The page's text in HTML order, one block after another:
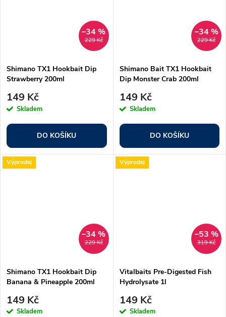
229 Kč
–34 %
Shimano TX1 Hookbait Dip
Strawberry 200ml
149 Kč
Skladem
DO KOŠÍKU
229 Kč
–34 %
Shimano Bait TX1 Hookbait
Dip Monster Crab 200ml
149 Kč
Skladem
DO KOŠÍKU
Výprodej
229 Kč
–34 %
Shimano TX1 Hookbait Dip
Banana & Pineapple 200ml
149 Kč
Skladem
Výprodej
319 Kč
–53 %
Vitalbaits Pre-Digested Fish
Hydrolysate 1l
149 Kč
Skladem